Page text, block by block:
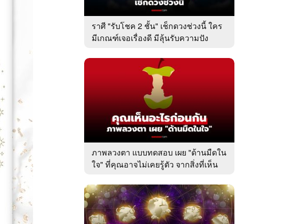
ราศี "รับโชค 2 ชั้น" เช็กดวงช่วงนี้ ใคร
มีเกณฑ์เจอเรื่องดี มีลุ้นรับความปัง
ภาพลวงตา แบบทดสอบ เผย "ด้านมืดใน
ใจ" ที่คุณอาจไม่เคยรู้ตัว จากสิ่งที่เห็น